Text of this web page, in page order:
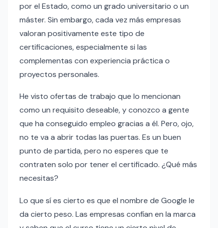
por el Estado, como un grado universitario o un
máster. Sin embargo, cada vez más empresas
valoran positivamente este tipo de
certificaciones, especialmente si las
complementas con experiencia práctica o
proyectos personales.
He visto ofertas de trabajo que lo mencionan
como un requisito deseable, y conozco a gente
que ha conseguido empleo gracias a él. Pero, ojo,
no te va a abrir todas las puertas. Es un buen
punto de partida, pero no esperes que te
contraten solo por tener el certificado. ¿Qué más
necesitas?
Lo que sí es cierto es que el nombre de Google le
da cierto peso. Las empresas confían en la marca